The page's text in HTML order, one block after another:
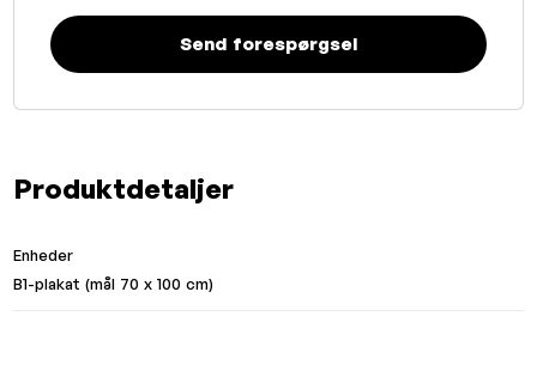
Produktdetaljer
Enheder
B1-plakat (mål 70 x 100 cm)
Send forespørgsel